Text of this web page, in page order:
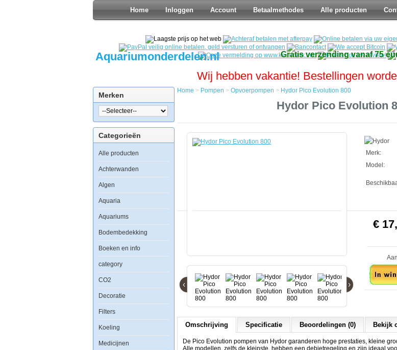
Home Inloggen Account Betaalmethodes Alle producten
Aquariumonderdelen.nl Gratis verzending vanaf 75
Wij hebben vakantie! Bestellingen
Merken
Categorieën
Alle producten
Achterwanden
Algen
Aquaria
Aquariums
Bodembedekking
Boeken en info
category
CO2
Decoratie
Filters
Koeling
Medicijnen
Hydor
Pico
Evolution
Evolution
Evolution
pompen
van
Hydor
garanderen
hoge
kleine
grootte
de
totale
Home > Pompen > Opvoerpompen > Hydor Pico Evolution 800
Hydor Pico Evolution
‹ ›
Merk:
Model:
€
Omschrijving Specificatie Beoordelingen (0) Bekijk
De Pico Evolution pompen van Hydor garanderen hoge prestaties, kleine
Alle modellen, zelfs de kleinste, hebben een debietregeling en zijn ideaal